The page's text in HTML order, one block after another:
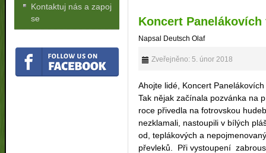
Koncert
Napsal Deutsch Olaf
Zveřejněno: 5. únor 2018
Ahojte lidé, Koncert
Tak nějak začínala pozvánka na
roce přivedla na fotrovskou
nezklamali, nastoupili v bílých
od, teplákových a
převleků. Při vystoupení
Kontaktuj nás a zapoj
se